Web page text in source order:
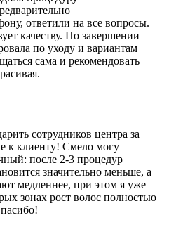
ответили на все вопросы.
качеству. По завершении
по уходу и вариантам
сама и рекомендовать
сотрудников центра за
к клиенту! Смело могу
после 2-3 процедур
значительно меньше, а
медленнее, при этом я уже
зонах рост волос полностью